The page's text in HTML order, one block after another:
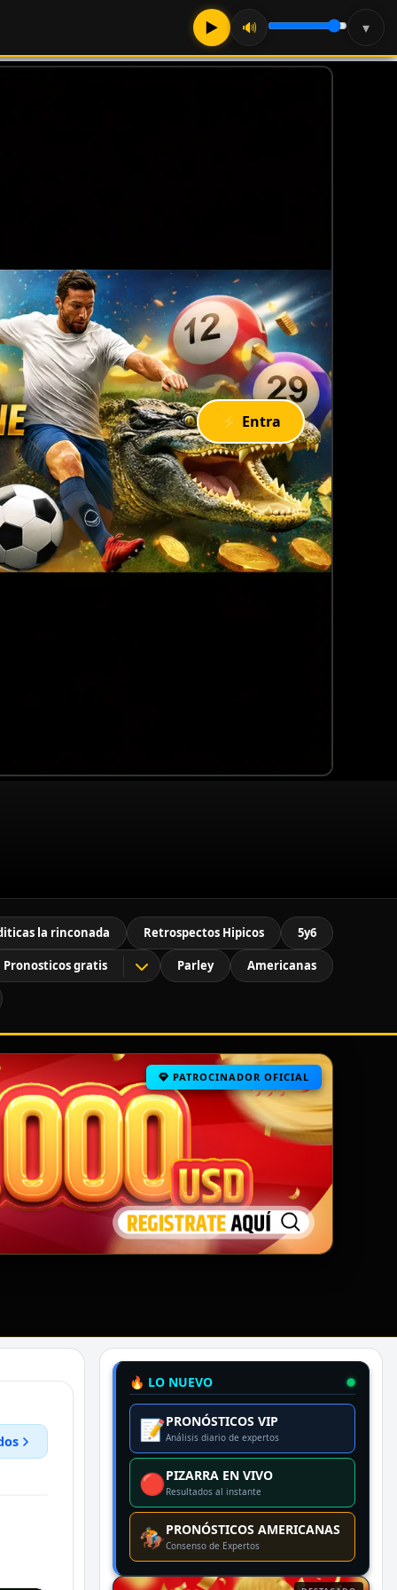
▶ 🔊 ▾
⚡ Entra
la rinconada Retrospectos Hipicos 5y6
Pronosticos gratis Parley Americanas
PATROCINADOR OFICIAL
🔥 LO NUEVO
📝PRONÓSTICOS VIP
Análisis diario de expertos
🔴PIZARRA EN VIVO
Resultados al instante
🏇PRONÓSTICOS AMERICANAS
Consenso de Expertos